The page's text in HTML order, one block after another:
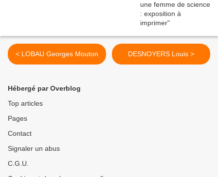
< LOBAU Georges Mouton DESNOYERS Louis >
Hébergé par Overblog
Top articles
Pages
Contact
Signaler un abus
C.G.U.